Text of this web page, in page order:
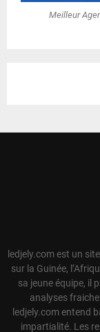
Meilleur
ledjely.com est un
sur la Guinée,
sa jeune équipe, il
analyses
ledjely.com entend
impartialité. Les